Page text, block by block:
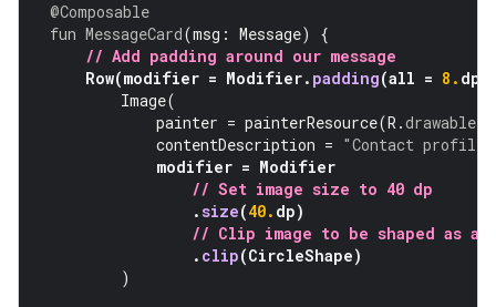
@Composable
fun MessageCard(msg : Message)
{
// Add padding around our message
Row(modifier = Modifier. padding(all = 8. dp
Image(
painter = painterResource(R .drawable
contentDescription = "Contact profile
modifier = Modifier
// Set image size to 40 dp
.size(40. dp)
// Clip image to be shaped as a
. clip(CircleShape)
)